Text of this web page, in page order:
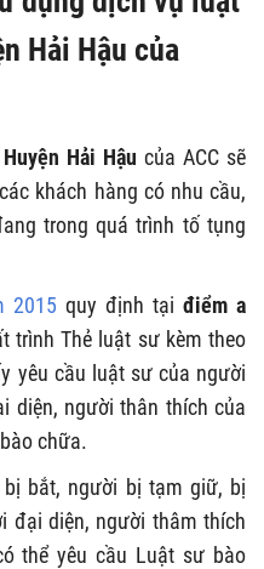
Hải Hậu của
Hải Hậu của ACC sẽ
khách hàng có nhu cầu,
trong quá trình tố tụng
2015 quy định tại điểm a
trình Thẻ luật sư kèm theo
yêu cầu luật sư của người
diện, người thân thích của
chữa.
bắt, người bị tạm giữ, bị
đại diện, người thâm thích
thể yêu cầu Luật sư bào